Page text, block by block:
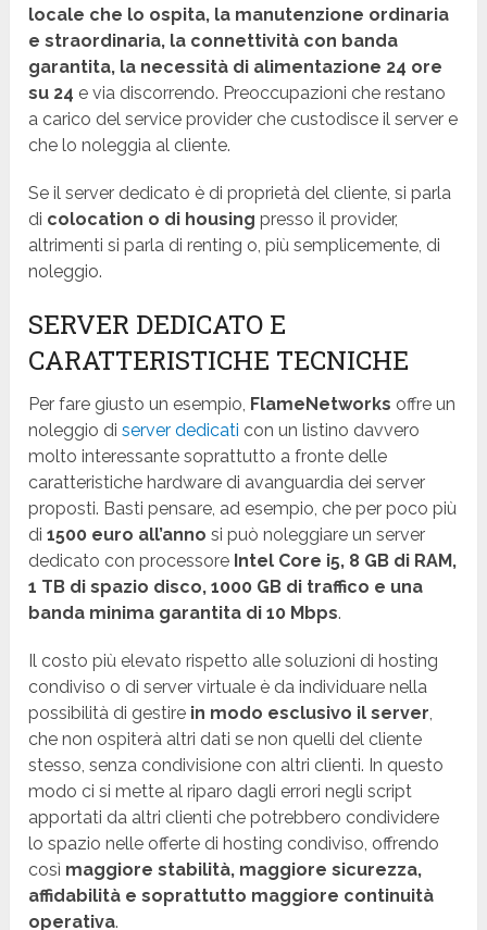
locale che lo ospita, la manutenzione ordinaria
e straordinaria, la connettività con banda
garantita, la necessità di alimentazione 24 ore
su 24 e via discorrendo. Preoccupazioni che restano
a carico del service provider che custodisce il server e
che lo noleggia al cliente.
Se il server dedicato è di proprietà del cliente, si parla
di colocation o di housing presso il provider,
altrimenti si parla di renting o, più semplicemente, di
noleggio.
SERVER DEDICATO E
CARATTERISTICHE TECNICHE
Per fare giusto un esempio, FlameNetworks offre un
noleggio diserver dedicati con un listino davvero
molto interessante soprattutto a fronte delle
caratteristiche hardware di avanguardia dei server
proposti. Basti pensare, ad esempio, che per poco più
di1500 euro all’anno si può noleggiare un server
dedicato con processore Intel Core i5, 8 GB di RAM,
1 TB di spazio disco, 1000 GB di traffico e una
banda minima garantita di 10 Mbps.
Il costo più elevato rispetto alle soluzioni di hosting
condiviso o di server virtuale è da individuare nella
possibilità di gestire in modo esclusivo il server,
che non ospiterà altri dati se non quelli del cliente
stesso, senza condivisione con altri clienti. In questo
modo ci si mette al riparo dagli errori negli script
apportati da altri clienti che potrebbero condividere
lo spazio nelle offerte di hosting condiviso, offrendo
così maggiore stabilità, maggiore sicurezza,
affidabilità e soprattutto maggiore continuità
operativa.